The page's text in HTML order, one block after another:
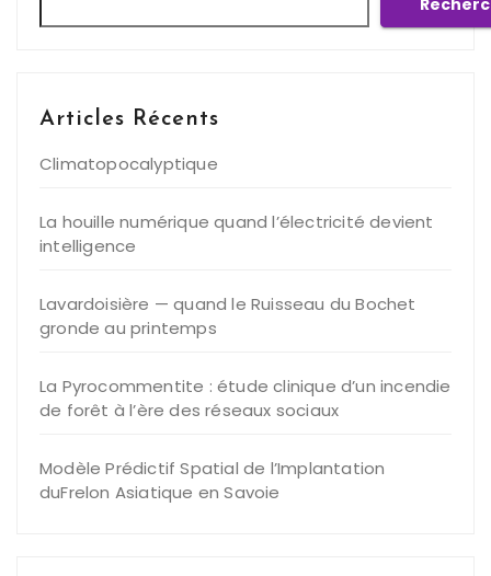
Articles Récents
Climatopocalyptique
La houille numérique quand l’électricité devient
intelligence
Lavardoisière — quand le Ruisseau du Bochet
gronde au printemps
La Pyrocommentite : étude clinique d’un incendie
de forêt à l’ère des réseaux sociaux
Modèle Prédictif Spatial de l’Implantation
duFrelon Asiatique en Savoie